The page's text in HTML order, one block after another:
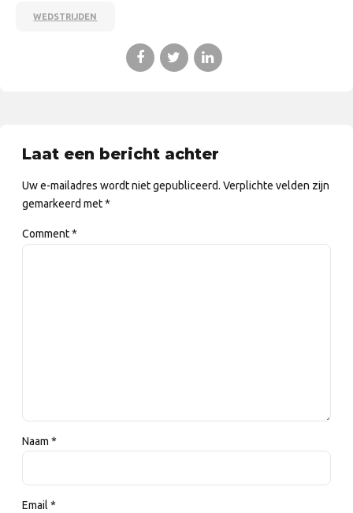
WEDSTRIJDEN
Laat een bericht achter
Uw e-mailadres wordt niet gepubliceerd. Verplichte velden zijn
gemarkeerd met *
Comment*
Naam *
Email *